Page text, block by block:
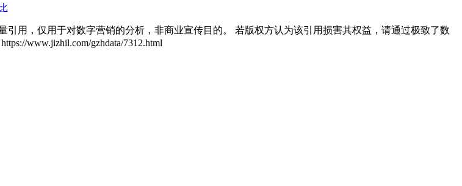
用，仅用于对数字营销的分析，非商业宣传目的。 若版权方认为该引用损害其权益，请通过极致了数
https://www.jizhil.com/gzhdata/7312.html